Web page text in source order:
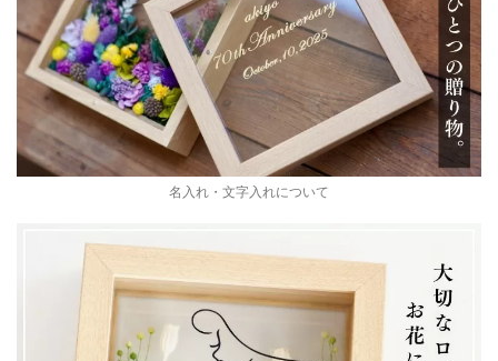
名入れ・文字入れについて